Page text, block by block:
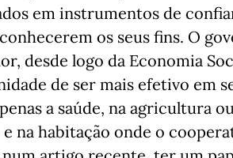
em instrumentos de
os seus fins. O
desde logo da Economia
de ser mais efetivo em
a saúde, na agricultura
na habitação onde o